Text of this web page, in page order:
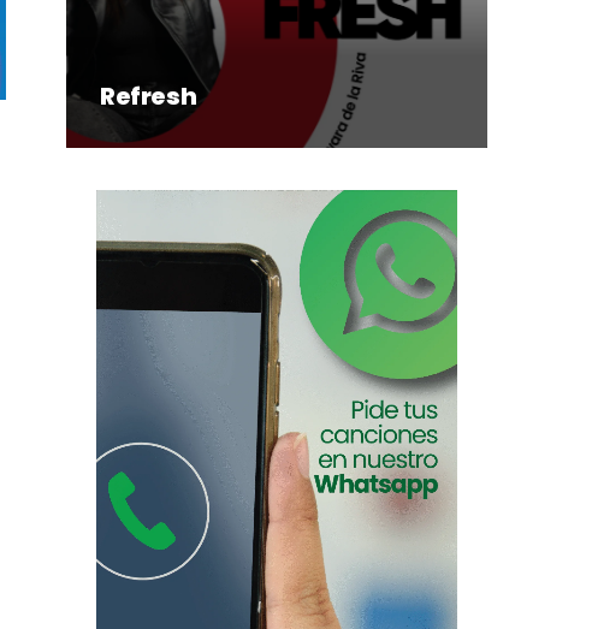
Refresh